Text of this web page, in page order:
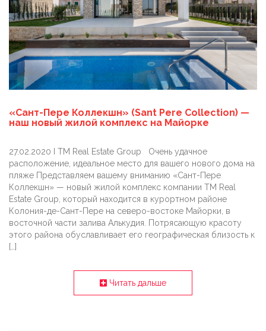
«Сант-Пере Коллекшн» (Sant Pere Collection) —
наш новый жилой комплекс на Майорке
27.02.2020 I TM Real Estate Group Очень удачное
расположение, идеальное место для вашего нового дома на
пляже Представляем вашему вниманию «Сант-Пере
Коллекшн» — новый жилой комплекс компании TM Real
Estate Group, который находится в курортном районе
Колония-де-Сант-Пере на северо-востоке Майорки, в
восточной части залива Алькудия. Потрясающую красоту
этого района обуславливает его географическая близость к
[…]
Читать дальше